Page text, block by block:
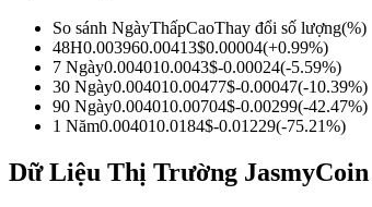
TradFi
Phái sinh cổ phiếu, ngoại hối, kim loại quý và
So sánh NgàyThấpCaoThay đổi số lượng(%)
48H0.003960.00413$0.00004(+0.99%)
7 Ngày0.004010.0043$-0.00024(-5.59%)
30 Ngày0.004010.00477$-0.00047(-10.39%)
90 Ngày0.004010.00704$-0.00299(-42.47%)
1 Năm0.004010.0184$-0.01229(-75.21%)
Dữ Liệu Thị Trường JasmyCoin